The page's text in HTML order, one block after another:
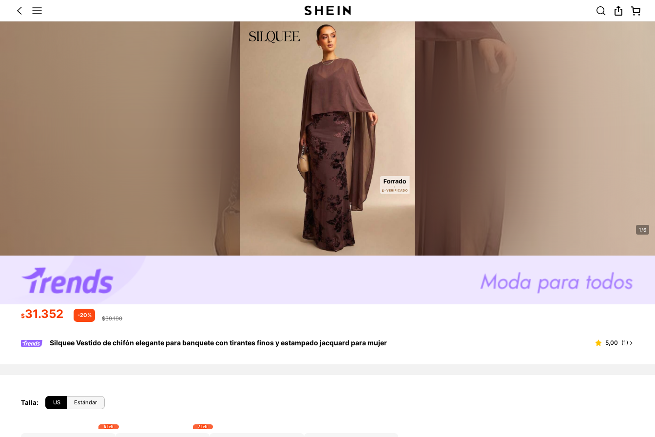
1/6
$31.352 -20% $39.190
Silquee Vestido de chifón elegante para banquete con tirantes finos y estampado jacquard para mujer 5,00 (1)
Talla: US Estándar
6 left 2 left